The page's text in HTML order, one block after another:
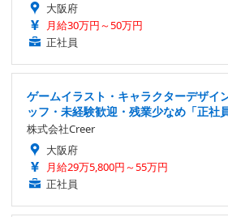
大阪府
月給30万円～50万円
正社員
ゲームイラスト・キャラクターデザイ
ッフ・未経験歓迎・残業少なめ「正社
株式会社Creer
大阪府
月給29万5,800円～55万円
正社員